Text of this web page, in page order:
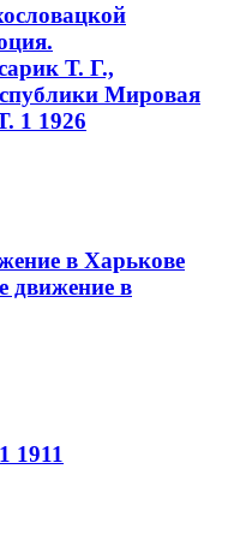
Т. Г.,
Мировая
1 1926
в Харькове
движение в
1911